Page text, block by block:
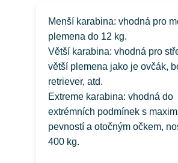
Menší karabina: vhodná pro
plemena do 12 kg.
Větší karabina: vhodná pro
větší plemena jako je ovčák,
retriever, atd.
Extreme karabina: vhodná do
extrémních podmínek s
pevností a otočným očkem,
400 kg.